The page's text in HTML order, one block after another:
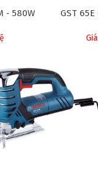
- 580W GST